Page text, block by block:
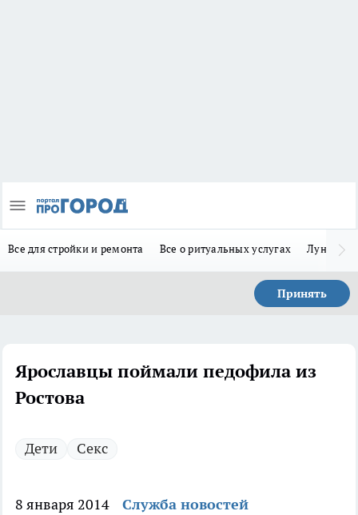
Все для стройки и ремонта Все о ритуальных услугах Лунно-
Принять
Ярославцы поймали педофила из
Ростова
Дети Секс
8 января 2014
Служба новостей